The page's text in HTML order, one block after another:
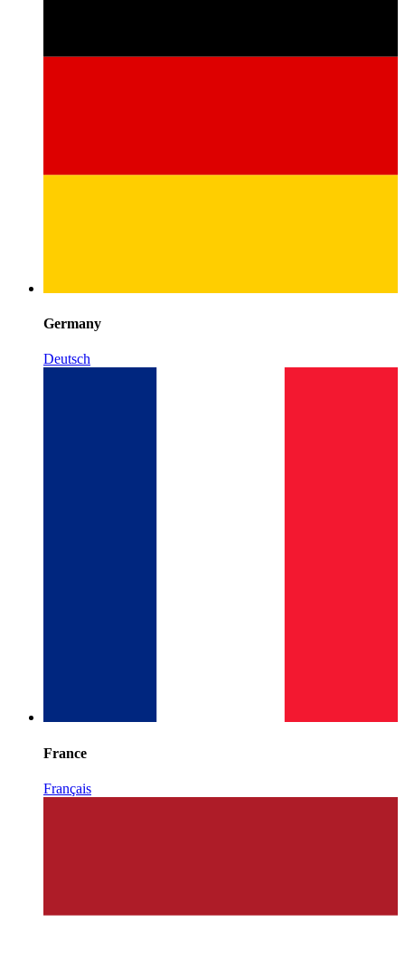
Germany
Deutsch
France
Français